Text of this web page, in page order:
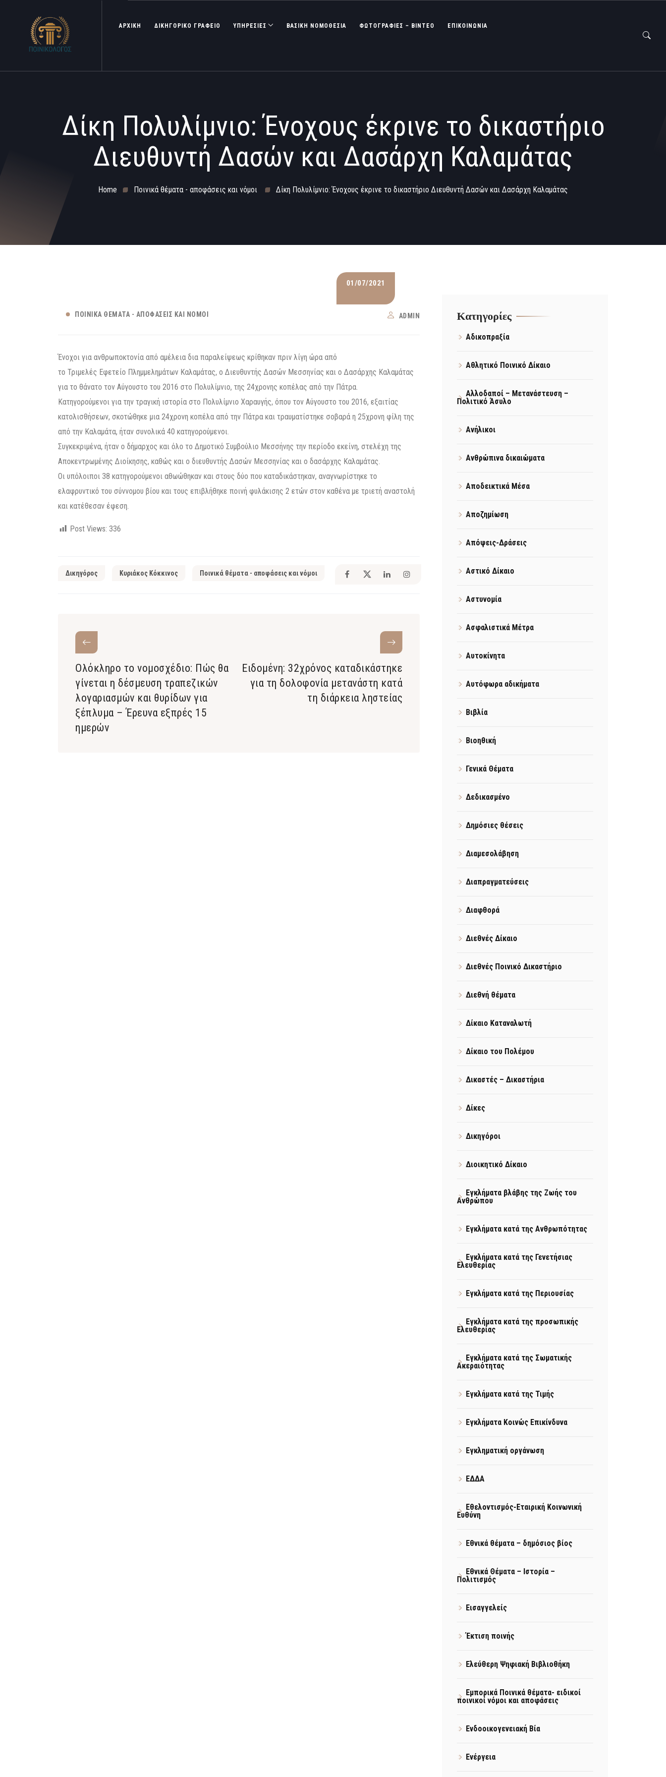
ΑΡΧΙΚΗ ΔΙΚΗΓΟΡΙΚΟ ΓΡΑΦΕΙΟ ΥΠΗΡΕΣΙΕΣ ΒΑΣΙΚΉ ΝΟΜΟΘΕΣΊΑ ΦΩΤΟΓΡΑΦΊΕΣ – ΒΊΝΤΕΟ ΕΠΙΚΟΙΝΩΝΙΑ
Δίκη Πολυλίμνιο: Ένοχους έκρινε το δικαστήριο
Διευθυντή Δασών και Δασάρχη Καλαμάτας
Home Ποινικά θέματα - αποφάσεις και νόμοι Δίκη Πολυλίμνιο: Ένοχους έκρινε το δικαστήριο Διευθυντή Δασών και Δασάρχη Καλαμάτας
01/07/2021
ΠΟΙΝΙΚΆ ΘΈΜΑΤΑ - ΑΠΟΦΆΣΕΙΣ ΚΑΙ ΝΌΜΟΙ ADMIN
Ένοχοι για ανθρωποκτονία από αμέλεια δια παραλείψεως κρίθηκαν πριν λίγη ώρα από
το Τριμελές Εφετείο Πλημμελημάτων Καλαμάτας, ο Διευθυντής Δασών Μεσσηνίας και ο Δασάρχης Καλαμάτας
για το θάνατο τον Αύγουστο του 2016 στο Πολυλίμνιο, της 24χρονης κοπέλας από την Πάτρα.
Κατηγορούμενοι για την τραγική ιστορία στο Πολυλίμνιο Χαραυγής, όπου τον Αύγουστο του 2016, εξαιτίας
κατολισθήσεων, σκοτώθηκε μια 24χρονη κοπέλα από την Πάτρα και τραυματίστηκε σοβαρά η 25χρονη φίλη της
από την Καλαμάτα, ήταν συνολικά 40 κατηγορούμενοι.
Συγκεκριμένα, ήταν ο δήμαρχος και όλο το Δημοτικό Συμβούλιο Μεσσήνης την περίοδο εκείνη, στελέχη της
Αποκεντρωμένης Διοίκησης, καθώς και ο διευθυντής Δασών Μεσσηνίας και ο δασάρχης Καλαμάτας.
Οι υπόλοιποι 38 κατηγορούμενοι αθωώθηκαν και στους δύο που καταδικάστηκαν, αναγνωρίστηκε το
ελαφρυντικό του σύννομου βίου και τους επιβλήθηκε ποινή φυλάκισης 2 ετών στον καθένα με τριετή αναστολή
και κατέθεσαν έφεση.
Post Views: 336
Δικηγόρος Κυριάκος Κόκκινος Ποινικά θέματα - αποφάσεις και νόμοι
Ολόκληρο το νομοσχέδιο: Πώς θα
γίνεται η δέσμευση τραπεζικών
λογαριασμών και θυρίδων για
ξέπλυμα – Έρευνα εξπρές 15
ημερών
Ειδομένη: 32χρόνος καταδικάστηκε
για τη δολοφονία μετανάστη κατά
τη διάρκεια ληστείας
Kατηγορίες
Αδικοπραξία
Αθλητικό Ποινικό Δίκαιο
Αλλοδαποί – Μετανάστευση –
Πολιτικό Άσυλο
Ανήλικοι
Ανθρώπινα δικαιώματα
Αποδεικτικά Μέσα
Αποζημίωση
Απόψεις-Δράσεις
Αστικό Δίκαιο
Αστυνομία
Ασφαλιστικά Μέτρα
Αυτοκίνητα
Αυτόφωρα αδικήματα
Βιβλία
Βιοηθική
Γενικά Θέματα
Δεδικασμένο
Δημόσιες θέσεις
Διαμεσολάβηση
Διαπραγματεύσεις
Διαφθορά
Διεθνές Δίκαιο
Διεθνές Ποινικό Δικαστήριο
Διεθνή θέματα
Δίκαιο Καταναλωτή
Δίκαιο του Πολέμου
Δικαστές – Δικαστήρια
Δίκες
Δικηγόροι
Διοικητικό Δίκαιο
Εγκλήματα βλάβης της Ζωής του
Ανθρώπου
Εγκλήματα κατά της Ανθρωπότητας
Εγκλήματα κατά της Γενετήσιας
Ελευθερίας
Εγκλήματα κατά της Περιουσίας
Εγκλήματα κατά της προσωπικής
Ελευθερίας
Εγκλήματα κατά της Σωματικής
Ακεραιότητας
Εγκλήματα κατά της Τιμής
Εγκλήματα Κοινώς Επικίνδυνα
Εγκληματική οργάνωση
ΕΔΔΑ
Εθελοντισμός-Εταιρική Κοινωνική
Ευθύνη
Εθνικά θέματα – δημόσιος βίος
Εθνικά Θέματα – Ιστορία –
Πολιτισμός
Εισαγγελείς
Έκτιση ποινής
Ελεύθερη Ψηφιακή Βιβλιοθήκη
Εμπορικά Ποινικά θέματα- ειδικοί
ποινικοί νόμοι και αποφάσεις
Ενδοοικογενειακή Βία
Ενέργεια